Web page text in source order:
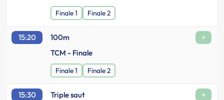
Finale 1 Finale 2
15:20 100m
+
TCM - Finale
Finale 1 Finale 2
15:30 Triple saut
+